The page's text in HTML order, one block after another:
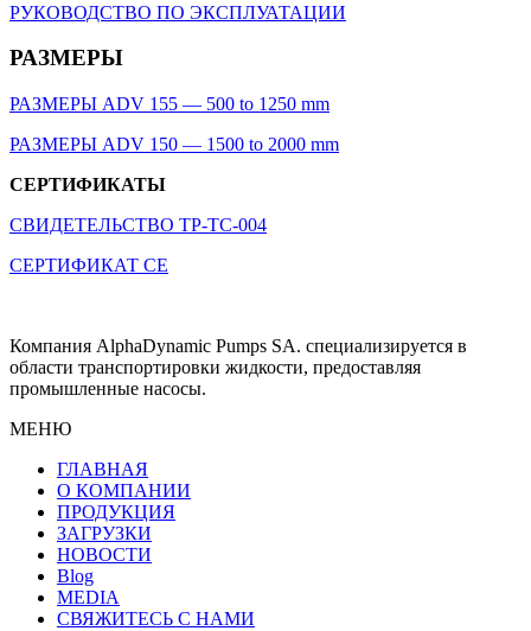
РУКОВОДСТВО ПО ЭКСПЛУАТАЦИИ
РАЗМЕРЫ
РАЗМЕРЫ ADV 155 — 500 to 1250 mm
РАЗМЕРЫ ADV 150 — 1500 to 2000 mm
СЕРТИФИКАТЫ
СВИДЕТЕЛЬСТВО TP-TC-004
СЕРТИФИКАТ CE
Компания AlphaDynamic Pumps SA. специализируется в
области транспортировки жидкости, предоставляя
промышленные насосы.
МЕНЮ
ГЛАВНАЯ
О КОМПАНИИ
ПРОДУКЦИЯ
ЗАГРУЗКИ
НОВОСТИ
Blog
MEDIA
СВЯЖИТЕСЬ С НАМИ